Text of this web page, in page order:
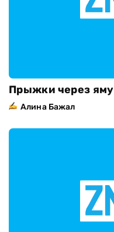
Прыжки через яму
Алина Бажал